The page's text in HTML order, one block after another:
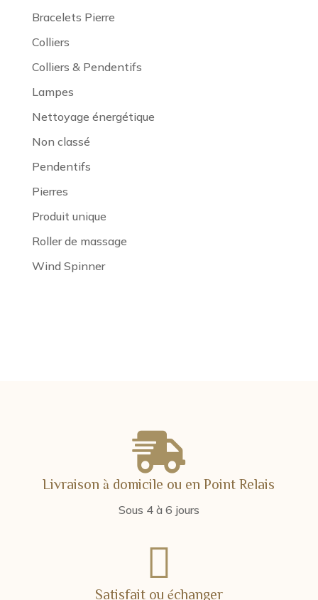
Bracelets Pierre
Colliers
Colliers & Pendentifs
Lampes
Nettoyage énergétique
Non classé
Pendentifs
Pierres
Produit unique
Roller de massage
Wind Spinner

Livraison à domicile ou en Point Relais
Sous 4 à 6 jours

Satisfait ou échanger